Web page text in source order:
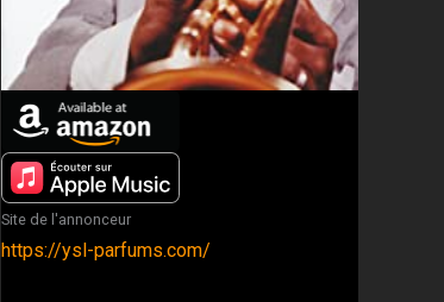
Site de l'annonceur
https://ysl-parfums.com/